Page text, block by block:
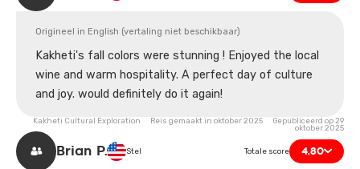
Origineel in English (vertaling niet beschikbaar)
Kakheti's fall colors were stunning ! Enjoyed the local
wine and warm hospitality. A perfect day of culture
and joy. would definitely do it again!
Kakheti Cultural Exploration Reis gemaakt in oktober 2025 Gepubliceerd op 29
oktober 2025
Brian P. Stel Totale score 4,80